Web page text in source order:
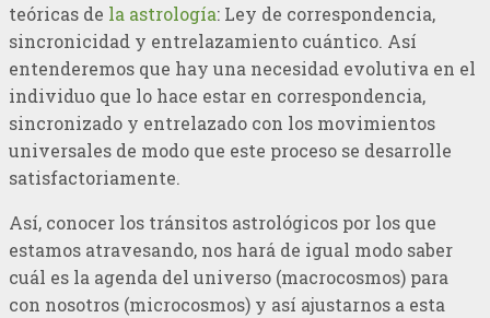
teóricas de la astrología: Ley de correspondencia,
sincronicidad y entrelazamiento cuántico. Así
entenderemos que hay una necesidad evolutiva en el
individuo que lo hace estar en correspondencia,
sincronizado y entrelazado con los movimientos
universales de modo que este proceso se desarrolle
satisfactoriamente.
Así, conocer los tránsitos astrológicos por los que
estamos atravesando, nos hará de igual modo saber
cuál es la agenda del universo (macrocosmos) para
con nosotros (microcosmos) y así ajustarnos a esta